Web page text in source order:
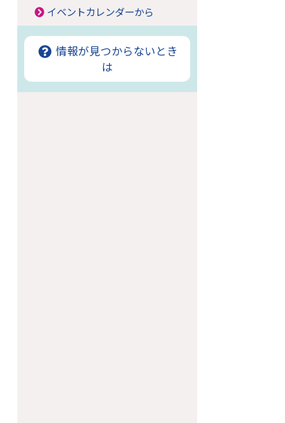
イベントカレンダーから
情報が見つからないとき
は